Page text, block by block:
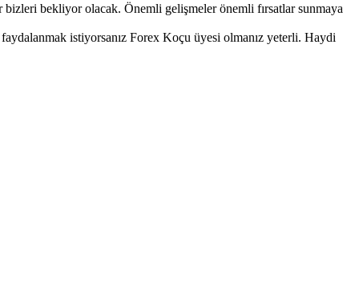
bekliyor olacak. Önemli gelişmeler önemli fırsatlar sunmaya
istiyorsanız Forex Koçu üyesi olmanız yeterli. Haydi